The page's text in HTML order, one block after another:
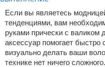
Если вы являетесь
тенденциями, вам
руками прически с валиком
аксессуар помогает быстро
визуально делать ваши
технике нет ничего